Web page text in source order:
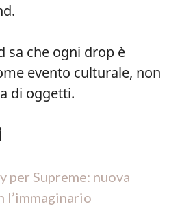
sa che ogni drop è
evento culturale, non
di oggetti.
per Supreme: nuova
l’immaginario